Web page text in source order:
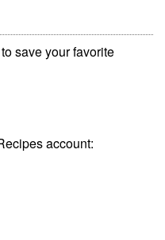
to save your favorite
account: